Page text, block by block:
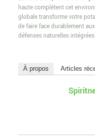
haute complètent cet
globale transforme votre
de faire face durablement
défenses naturelles intégrées.
À propos Articles